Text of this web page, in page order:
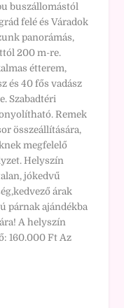
buszállomástól
felé és Váradok
panorámás,
200 m-re.
étterem,
és 40 fős vadász
Szabadtéri
Remek
összeállítására,
megfelelő
Helyszín
jókedvű
árak
párnak ajándékba
A helyszín
160.000 Ft Az